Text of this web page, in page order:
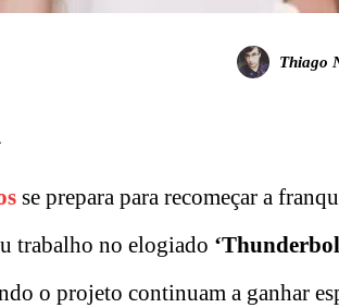
Thiago
se prepara para recomeçar a
trabalho no elogiado
o projeto continuam a ganhar